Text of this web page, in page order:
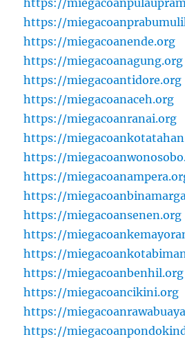
https://
https://
https://miegacoanende.org
https://miegacoanagung.org
https://miegacoantidore.org
https://miegacoanaceh.org
https://miegacoanranai.org
https://
https://
https://
https://
https://miegacoansenen.org
https://
https://
https://miegacoanbenhil.org
https://miegacoancikini.org
https://
https://